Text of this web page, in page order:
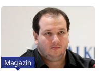
Çağla Şikel’den Şok
Magazin